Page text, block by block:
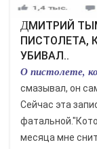
ДМИТРИЙ ТЫМЧУК ЗАСТРЕЛИЛСЯ ИЗ
ПИСТОЛЕТА,
УБИВАЛ..
О пистолете,
смазывал, он
Сейчас эта
месяца мне